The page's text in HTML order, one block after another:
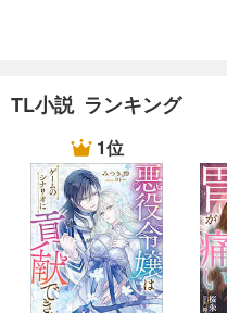
TL小説 ランキング
1位